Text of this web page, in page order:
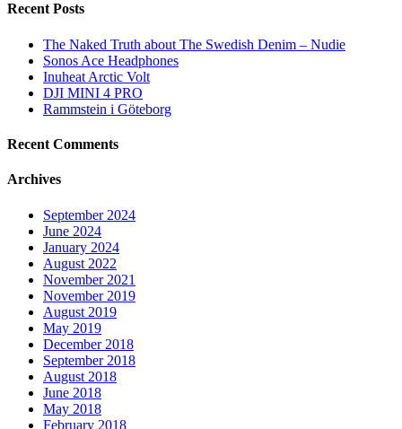
Recent Posts
The Naked Truth about The Swedish Denim – Nudie
Sonos Ace Headphones
Inuheat Arctic Volt
DJI MINI 4 PRO
Rammstein i Göteborg
Recent Comments
Archives
September 2024
June 2024
January 2024
August 2022
November 2021
November 2019
August 2019
May 2019
December 2018
September 2018
August 2018
June 2018
May 2018
February 2018